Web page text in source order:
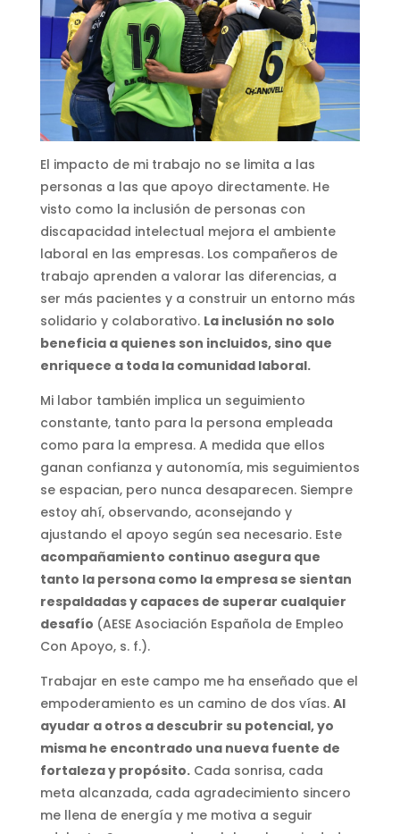
El impacto de mi trabajo no se limita a las
personas a las que apoyo directamente. He
visto como la inclusión de personas con
discapacidad intelectual mejora el ambiente
laboral en las empresas. Los compañeros de
trabajo aprenden a valorar las diferencias, a
ser más pacientes y a construir un entorno más
solidario y colaborativo. La inclusión no solo
beneficia a quienes son incluidos, sino que
enriquece a toda la comunidad laboral.
Mi labor también implica un seguimiento
constante, tanto para la persona empleada
como para la empresa. A medida que ellos
ganan confianza y autonomía, mis seguimientos
se espacian, pero nunca desaparecen. Siempre
estoy ahí, observando, aconsejando y
ajustando el apoyo según sea necesario. Este
acompañamiento continuo asegura que
tanto la persona como la empresa se sientan
respaldadas y capaces de superar cualquier
desafío (AESE Asociación Española de Empleo
Con Apoyo, s. f.).
Trabajar en este campo me ha enseñado que el
empoderamiento es un camino de dos vías. Al
ayudar a otros a descubrir su potencial, yo
misma he encontrado una nueva fuente de
fortaleza y propósito.Cada sonrisa, cada
meta alcanzada, cada agradecimiento sincero
me llena de energía y me motiva a seguir